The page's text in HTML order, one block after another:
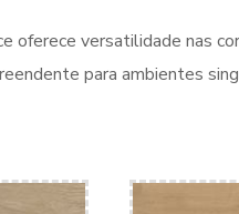
oferece versatilidade nas
para ambientes